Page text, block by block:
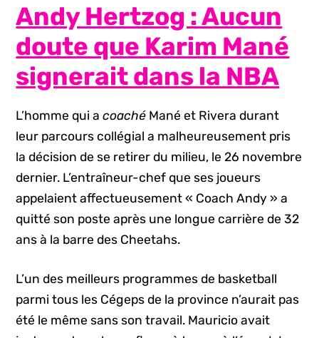
Andy Hertzog : Aucun
doute que Karim Mané
signerait dans la NBA
L’homme qui acoaché Mané et Rivera durant
leur parcours collégial a malheureusement pris
la décision de se retirer du milieu, le 26 novembre
dernier. L’entraîneur-chef que ses joueurs
appelaient affectueusement « Coach Andy » a
quitté son poste après une longue carrière de 32
ans à la barre des Cheetahs.
L’un des meilleurs programmes de basketball
parmi tous les Cégeps de la province n’aurait pas
été le même sans son travail. Mauricio avait